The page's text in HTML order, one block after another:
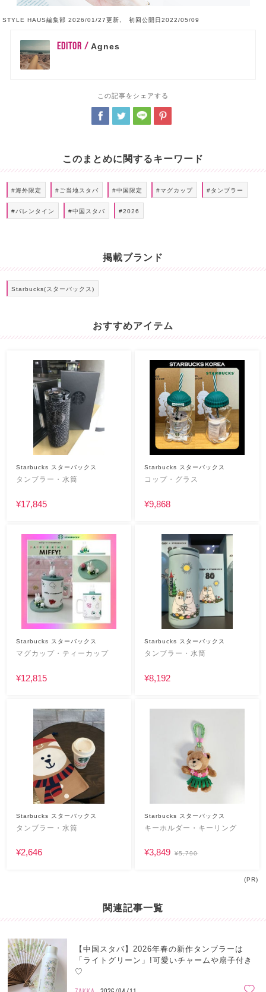
STYLE HAUS編集部 2026/01/27更新, 初回公開日2022/05/09
EDITOR /Agnes
この記事をシェアする
このまとめに関するキーワード
#海外限定 #ご当地スタバ #中国限定 #マグカップ #タンブラー
#バレンタイン #中国スタバ #2026
掲載ブランド
Starbucks(スターバックス)
おすすめアイテム
Starbucks スターバックス
タンブラー・水筒
¥17,845
Starbucks スターバックス
コップ・グラス
¥9,868
Starbucks スターバックス
マグカップ・ティーカップ
¥12,815
Starbucks スターバックス
タンブラー・水筒
¥8,192
Starbucks スターバックス
タンブラー・水筒
¥2,646
Starbucks スターバックス
キーホルダー・キーリング
¥3,849 ¥5,790
(PR)
関連記事一覧
【中国スタバ】2026年春の新作タンブラーは
「ライトグリーン」!可愛いチャームや扇子付き
♡